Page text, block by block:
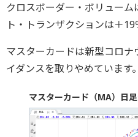
クロスボーダー・ボリュー
ト・トランザクションは＋19
マスターカードは新型コロ
イダンスを取りやめています。
マスターカード（MA）日